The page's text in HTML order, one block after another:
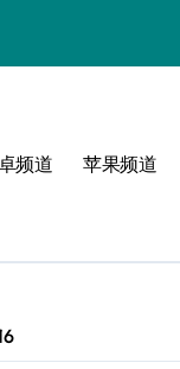
频道 苹果频道